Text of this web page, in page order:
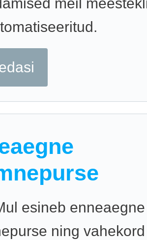
meil
esineb enneaegne
ning